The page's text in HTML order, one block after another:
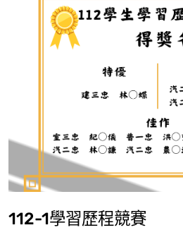
112-1學習歷程競賽